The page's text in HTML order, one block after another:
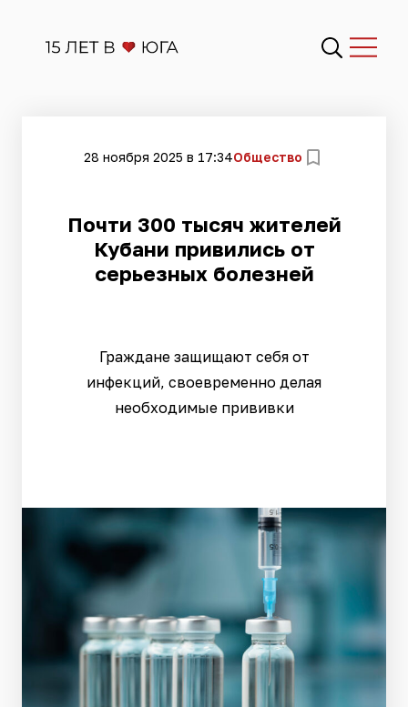
28 ноября 2025 в 17:34Общество
Почти 300 тысяч жителей
Кубани привились от
серьезных болезней
Граждане защищают себя от
инфекций, своевременно делая
необходимые прививки